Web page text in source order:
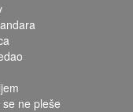
ne pleše